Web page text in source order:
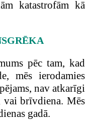
katastrofām kā
pēc tam, kad
mēs ierodamies
nav atkarīgi
vai brīvdiena. Mēs
gadā.